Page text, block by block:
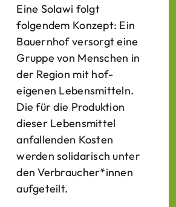
Eine Solawi folgt
folgendem Konzept: Ein
Bauern­hof versorgt eine
Gruppe von Menschen in
der Region mit hof­
eigenen Lebens­mitteln.
Die für die Produktion
dieser Lebens­mittel
anfallenden Kosten
werden solidarisch unter
den Verbraucher*­innen
aufgeteilt.